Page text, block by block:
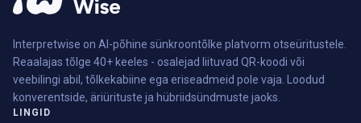
Interpretwise on AI-põhine sünkroontõlke platvorm otseüritustele.
Reaalajas tõlge 40+ keeles - osalejad liituvad QR-koodi või
veebilingi abil, tõlkekabiine ega eriseadmeid pole vaja. Loodud
konverentside, äriürituste ja hübriidsündmuste jaoks.
LINGID